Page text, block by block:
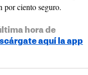
por ciento seguro.
hora de
aquí la app